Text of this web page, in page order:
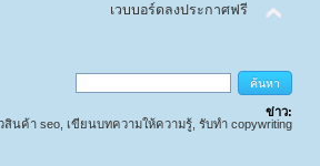
เวบบอร์ดลงประกาศฟรี
ข่าว:
นค้า seo, เขียนบทความให้ความรู้, รับทำ copywriting